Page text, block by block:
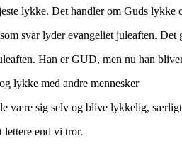
lykke. Det handler om Guds
svar lyder evangeliet juleaften.
Han er GUD, men nu han
lykke med andre mennesker
være sig selv og blive lykkelig,
end vi tror.